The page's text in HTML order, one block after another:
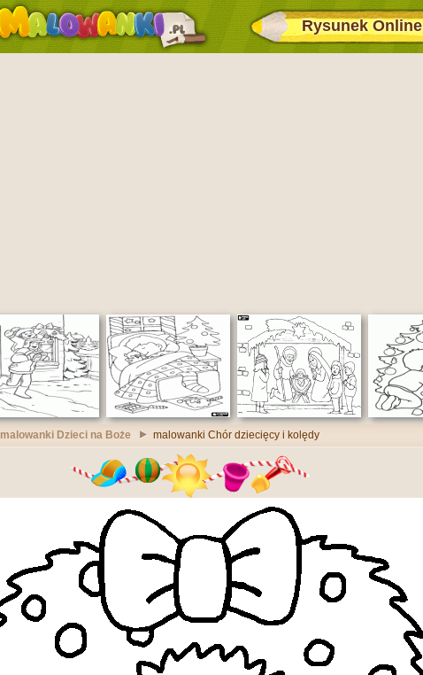
Rysunek Online
malowanki Dzieci na Boże malowanki Chór dziecięcy i kolędy